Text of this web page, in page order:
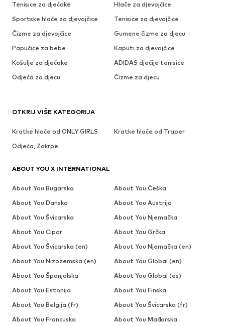
Tenisice za dječake
Hlače za djevojčice
Sportske hlače za djevojčice
Tenisice za djevojčice
Čizme za djevojčice
Gumene čizme za djecu
Papučice za bebe
Kaputi za djevojčice
Košulje za dječake
ADIDAS dječije tenisice
Odjeća za djecu
Čizme za djecu
OTKRIJ VIŠE KATEGORIJA
Kratke hlače od ONLY GIRLS
Kratke hlače od Traper
Odjeća, Zakrpe
ABOUT YOU X INTERNATIONAL
About You Bugarska
About You Češka
About You Danska
About You Austrija
About You Švicarska
About You Njemačka
About You Cipar
About You Grčka
About You Švicarska (en)
About You Njemačka (en)
About You Nizozemska (en)
About You Global (en)
About You Španjolska
About You Global (es)
About You Estonija
About You Finska
About You Belgija (fr)
About You Švicarska (fr)
About You Francuska
About You Mađarska